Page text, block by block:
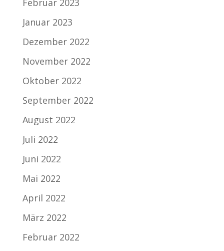
Januar 2023
Dezember 2022
November 2022
Oktober 2022
September 2022
August 2022
Juli 2022
Juni 2022
Mai 2022
April 2022
März 2022
Februar 2022